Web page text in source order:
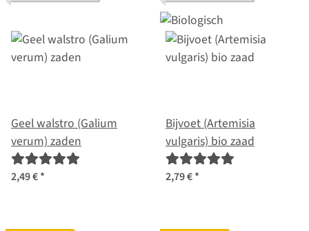
Geel walstro (Galium
verum) zaden
2,49 €*
Bijvoet (Artemisia
vulgaris) bio zaad
2,79 €*